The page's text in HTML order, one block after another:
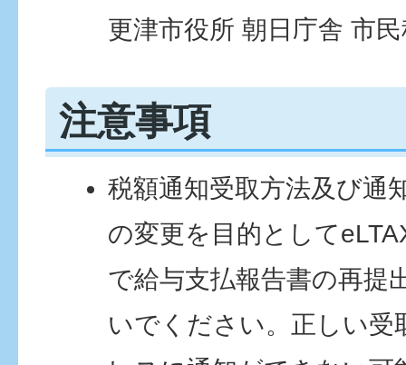
更津市役所 朝日庁舎 市
注意事項
税額通知受取方法及び通
の変更を目的として
で給与支払報告書の再提
いでください。正しい受